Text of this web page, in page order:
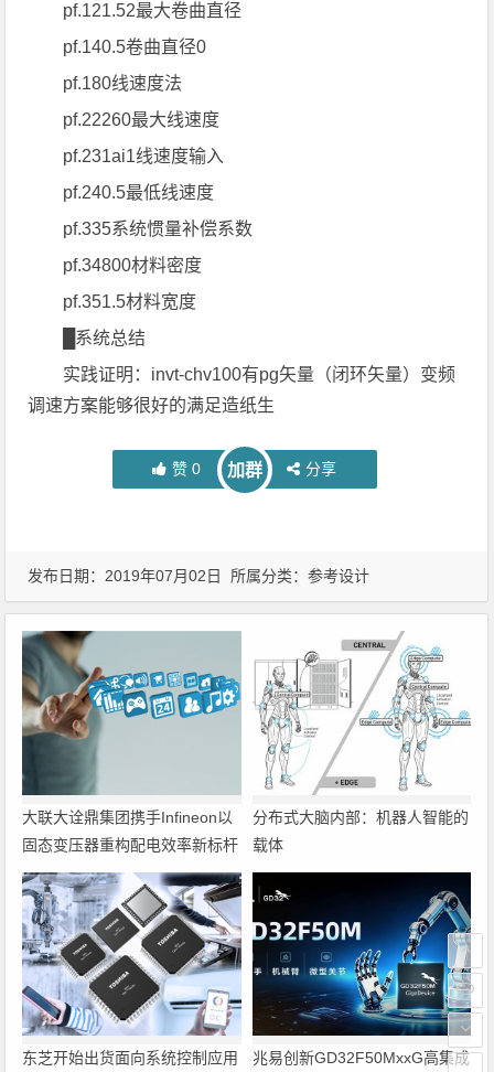
pf.121.52最大卷曲直径
pf.140.5卷曲直径0
pf.180线速度法
pf.22260最大线速度
pf.231ai1线速度输入
pf.240.5最低线速度
pf.335系统惯量补偿系数
pf.34800材料密度
pf.351.5材料宽度
█系统总结
实践证明：invt-chv100有pg矢量（闭环矢量）变频
调速方案能够很好的满足造纸生
赞 0 加群 分享
发布日期：2019年07月02日 所属分类：参考设计
大联大诠鼎集团携手Infineon以
固态变压器重构配电效率新标杆
分布式大脑内部：机器人智能的
载体
东芝开始出货面向系统控制应用 兆易创新GD32F50MxxG高集成